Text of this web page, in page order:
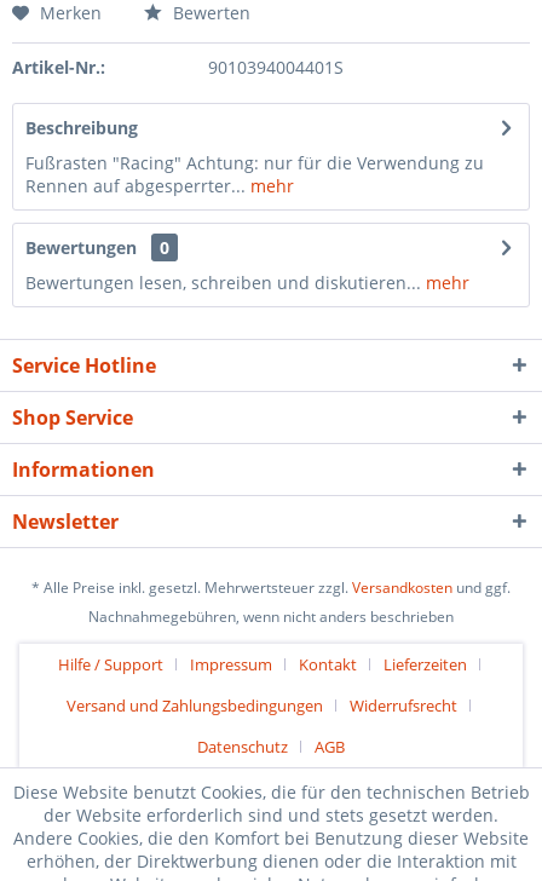
Merken Bewerten
Artikel-Nr.: 9010394004401S
Beschreibung
Fußrasten "Racing" Achtung: nur für die Verwendung zu
Rennen auf abgesperrter... mehr
Bewertungen
0
Bewertungen lesen, schreiben und diskutieren... mehr
Service Hotline
Shop Service
Informationen
Newsletter
* Alle Preise inkl. gesetzl. Mehrwertsteuer zzgl.Versandkosten und ggf.
Nachnahmegebühren, wenn nicht anders beschrieben
Hilfe / Support Impressum Kontakt
Lieferzeiten
Versand und Zahlungsbedingungen
Widerrufsrecht
Datenschutz
AGB
Diese Website benutzt Cookies, die für den technischen Betrieb
der Website erforderlich sind und stets gesetzt werden.
Andere Cookies, die den Komfort bei Benutzung dieser Website
erhöhen, der Direktwerbung dienen oder die Interaktion mit